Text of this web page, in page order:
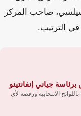
صاحب المركز
جياني إنفانتينو
الانتخابية ورفضه لأي